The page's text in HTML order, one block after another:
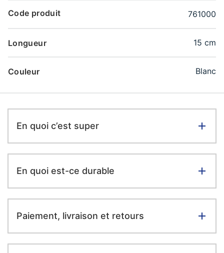
Code produit 761000
Longueur 15 cm
Couleur Blanc
En quoi c’est super
En quoi est-ce durable
Paiement, livraison et retours